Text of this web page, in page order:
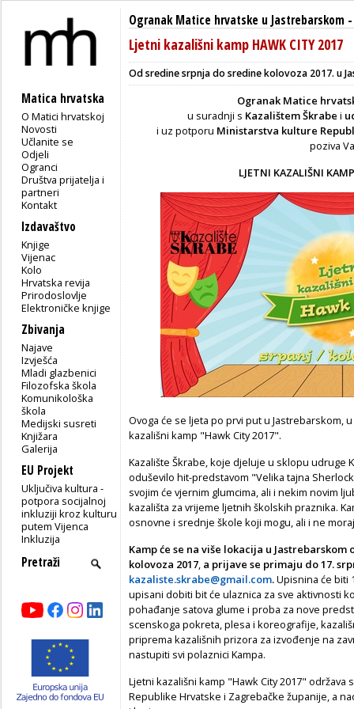
Matica hrvatska
O Matici hrvatskoj
Novosti
Učlanite se
Odjeli
Ogranci
Društva prijatelja i
partneri
Kontakt
Izdavaštvo
Knjige
Vijenac
Kolo
Hrvatska revija
Prirodoslovlje
Elektroničke knjige
Zbivanja
Najave
Izvješća
Mladi glazbenici
Filozofska škola
Komunikološka
škola
Medijski susreti
Knjižara
Galerija
EU Projekt
Uključiva kultura -
potpora socijalnoj
inkluziji kroz kulturu
putem Vijenca
Inkluzija
Ogranak Matice hrvatske u Jastrebarskom
Ljetni kazališni kamp HAWK CITY 2017
Od sredine srpnja do sredine kolovoza 2017. u
Ogranak Matice
u suradnji s Kazalištem Škrabe i
i uz potporu Ministarstva kulture
poziva
LJETNI KAZALIŠNI
Ovoga će se ljeta po prvi put u Jastrebarskom,
kazališni kamp "Hawk City 2017".
Kazalište Škrabe, koje djeluje u sklopu udruge
oduševilo hit-predstavom "Velika tajna
svojim će vjernim glumcima, ali i nekim novim
kazališta za vrijeme ljetnih školskih praznika.
osnovne i srednje škole koji mogu, ali i ne
Kamp će se na više lokacija u
kolovoza 2017, a prijave se primaju do 17.
kazaliste.skrabe@gmail.com.Upisnina će biti
upisani dobiti bit će ulaznica za sve aktivnosti
pohađanje satova glume i proba za nove
scenskoga pokreta, plesa i koreografije,
priprema kazališnih prizora za izvođenje na
nastupiti svi polaznici Kampa.
Ljetni kazališni kamp "Hawk City 2017"
Republike Hrvatske i Zagrebačke županije, a